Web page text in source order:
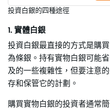
投資白銀的四種途徑
1. 實體白銀
投資白銀最直接的方式是購
為條銀。持有實物白銀可能
及的一些複雜性，但要注意
存和保管它的計劃。
購買實物白銀的投資者通常